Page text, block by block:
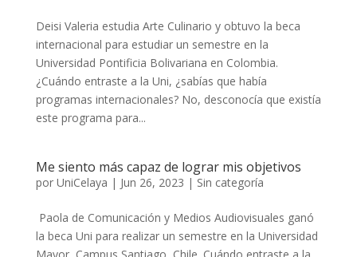
Deisi Valeria estudia Arte Culinario y obtuvo la beca
internacional para estudiar un semestre en la
Universidad Pontificia Bolivariana en Colombia.
¿Cuándo entraste a la Uni, ¿sabías que había
programas internacionales? No, desconocía que existía
este programa para...
Me siento más capaz de lograr mis objetivos
por UniCelaya | Jun 26, 2023 | Sin categoría
Paola de Comunicación y Medios Audiovisuales ganó
la beca Uni para realizar un semestre en la Universidad